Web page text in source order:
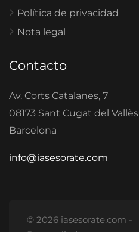
Política de privacidad
Nota legal
Contacto
Av. Corts Catalanes, 7
08173 Sant Cugat del Vallès
Barcelona
info@iasesorate.com
© 2026 iasesorate.com -